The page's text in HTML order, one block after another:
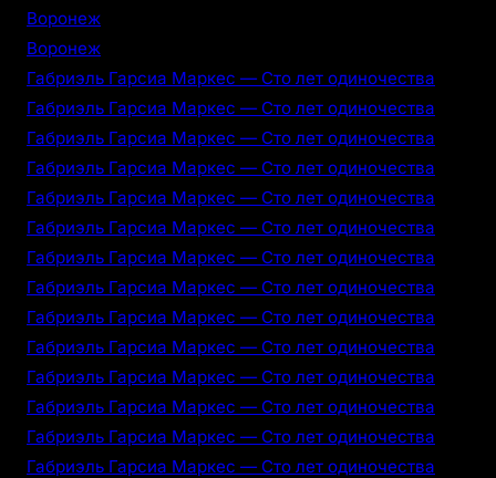
Воронеж
Воронеж
Габриэль Гарсиа Маркес — Сто лет одиночества
Габриэль Гарсиа Маркес — Сто лет одиночества
Габриэль Гарсиа Маркес — Сто лет одиночества
Габриэль Гарсиа Маркес — Сто лет одиночества
Габриэль Гарсиа Маркес — Сто лет одиночества
Габриэль Гарсиа Маркес — Сто лет одиночества
Габриэль Гарсиа Маркес — Сто лет одиночества
Габриэль Гарсиа Маркес — Сто лет одиночества
Габриэль Гарсиа Маркес — Сто лет одиночества
Габриэль Гарсиа Маркес — Сто лет одиночества
Габриэль Гарсиа Маркес — Сто лет одиночества
Габриэль Гарсиа Маркес — Сто лет одиночества
Габриэль Гарсиа Маркес — Сто лет одиночества
Габриэль Гарсиа Маркес — Сто лет одиночества